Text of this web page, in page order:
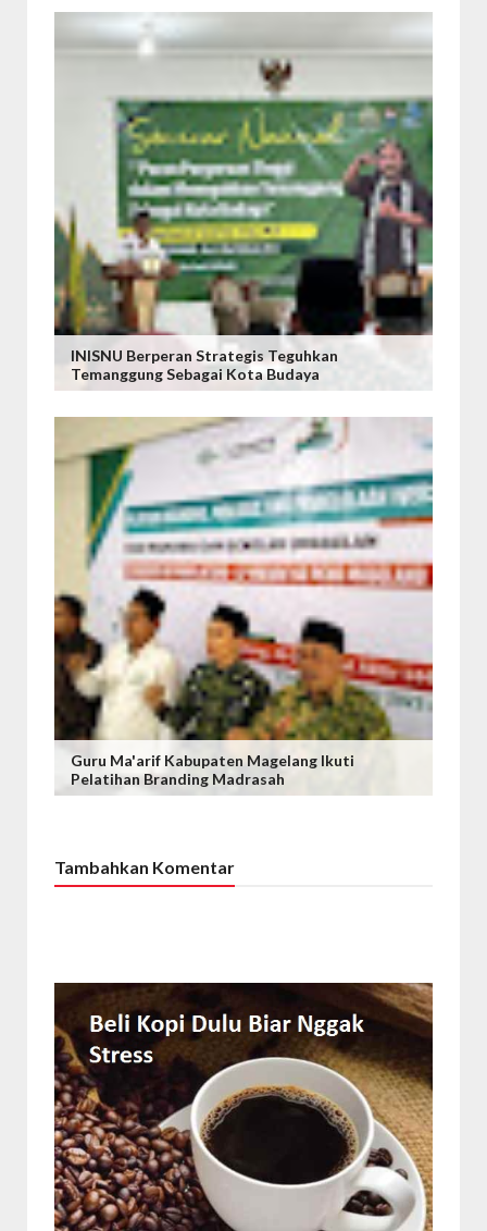
INISNU Berperan Strategis Teguhkan
Temanggung Sebagai Kota Budaya
Guru Ma'arif Kabupaten Magelang Ikuti
Pelatihan Branding Madrasah
Tambahkan Komentar